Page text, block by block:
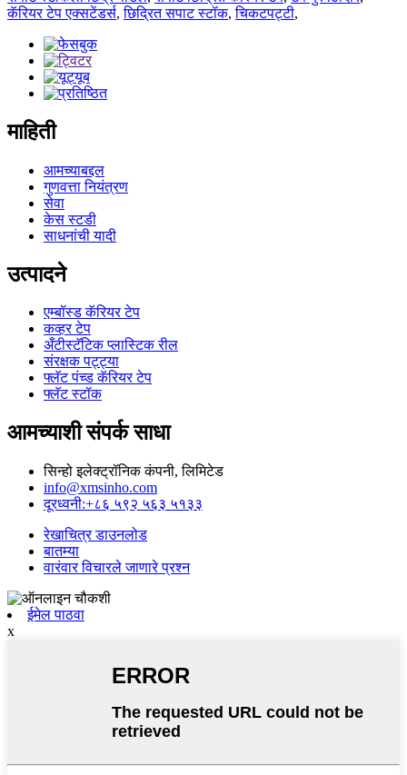
कॅरियर टेप एक्सटेंडर्स,छिद्रित सपाट स्टॉक,चिकटपट्टी,
माहिती
आमच्याबद्दल
गुणवत्ता नियंत्रण
सेवा
केस स्टडी
साधनांची यादी
उत्पादने
एम्बॉस्ड कॅरियर टेप
कव्हर टेप
अँटीस्टॅटिक प्लास्टिक रील
संरक्षक पट्ट्या
फ्लॅट पंच्ड कॅरियर टेप
फ्लॅट स्टॉक
आमच्याशी संपर्क साधा
सिन्हो इलेक्ट्रॉनिक कंपनी, लिमिटेड
info@xmsinho.com
दूरध्वनी:+८६ ५९२ ५६३ ५१३३
रेखाचित्र डाउनलोड
बातम्या
वारंवार विचारले जाणारे प्रश्न
ईमेल पाठवा
x